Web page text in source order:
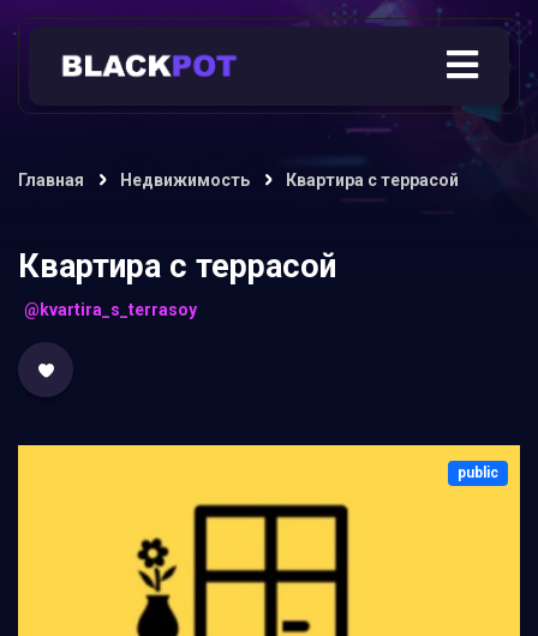
Главная Недвижимость Квартира с террасой
Квартира с террасой
@kvartira_s_terrasoy
public